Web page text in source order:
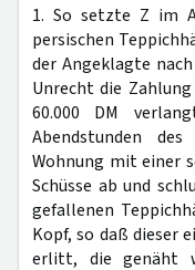
1. So setzte Z im
persischen
der Angeklagte
Unrecht die
60.000 DM
Abendstunden
Wohnung mit einer
Schüsse ab und
gefallenen
Kopf, so daß dieser
erlitt, die genäht